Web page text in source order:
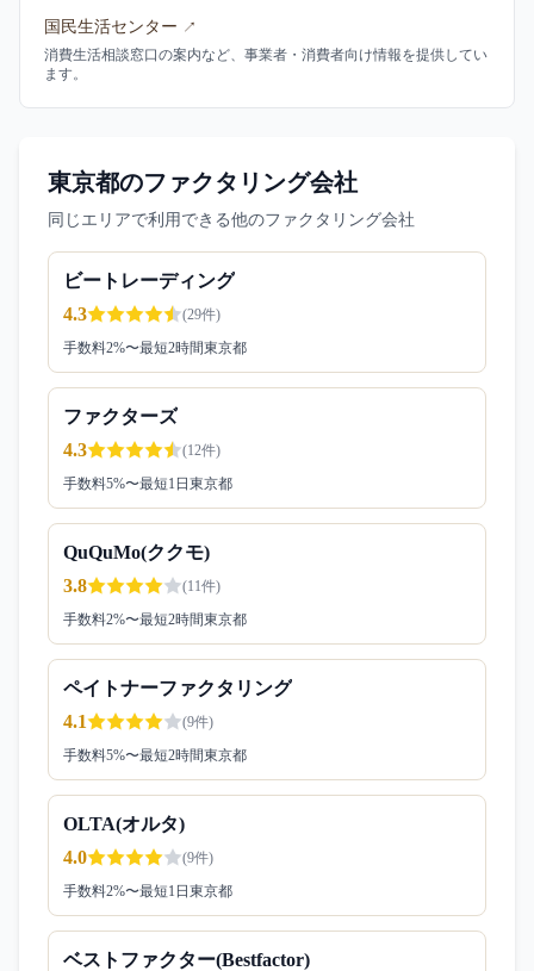
国民生活センター ↗
消費生活相談窓口の案内など、事業者・消費者向け情報を提供してい
ます。
東京都のファクタリング会社
同じエリアで利用できる他のファクタリング会社
ビートレーディング
4.3
(29件)
手数料2%〜最短2時間東京都
ファクターズ
4.3
(12件)
手数料5%〜最短1日 東京都
QuQuMo(ククモ)
3.8
(11件)
手数料2%〜最短2時間東京都
ペイトナーファクタリング
4.1
(9件)
手数料5%〜最短2時間東京都
OLTA(オルタ)
4.0
(9件)
手数料2%〜最短1日 東京都
ベストファクター(Bestfactor)